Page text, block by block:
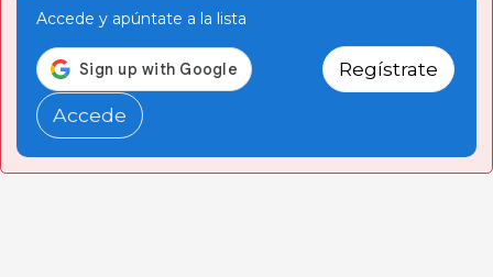
Accede y apúntate a la lista
Regístrate
Accede